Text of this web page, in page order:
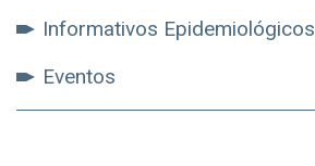
Informativos Epidemiológicos
Eventos